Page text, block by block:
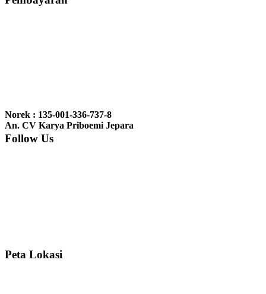
nyesel deh beli geby...
Norek : 135-001-336-737-8
An. CV Karya Priboemi Jepara
Follow Us
Peta Lokasi